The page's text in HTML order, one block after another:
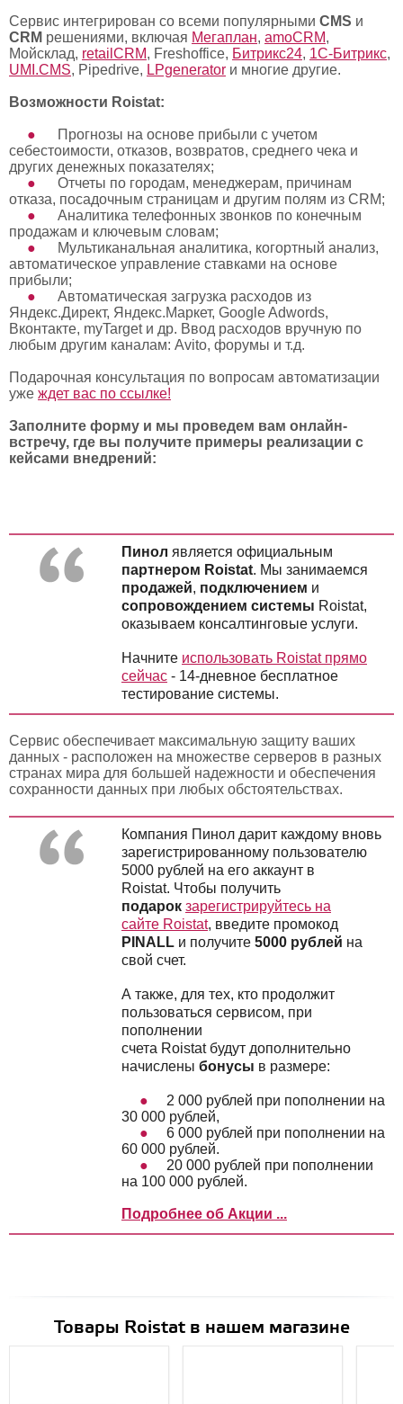
Сервис интегрирован со всеми популярными CMS и
CRM решениями, включая Мегаплан, amoCRM,
Мойсклад, retailCRM, Freshoffice, Битрикс24, 1С-Битрикс,
UMI.CMS, Pipedrive, LPgenerator и многие другие.
Возможности Roistat:
Прогнозы на основе прибыли с учетом
себестоимости, отказов, возвратов, среднего чека и
других денежных показателях;
Отчеты по городам, менеджерам, причинам
отказа, посадочным страницам и другим полям из CRM;
Аналитика телефонных звонков по конечным
продажам и ключевым словам;
Мультиканальная аналитика, когортный анализ,
автоматическое управление ставками на основе
прибыли;
Автоматическая загрузка расходов из
Яндекс.Директ, Яндекс.Маркет, Google Adwords,
Вконтакте, myTarget и др. Ввод расходов вручную по
любым другим каналам: Avito, форумы и т.д.
Подарочная консультация по вопросам автоматизации
уже ждет вас по ссылке!
Заполните форму и мы проведем вам онлайн-
встречу, где вы получите примеры реализации с
кейсами внедрений:
Пинол является официальным
партнером Roistat. Мы занимаемся
продажей, подключением и
сопровождением системы Roistat,
оказываем консалтинговые услуги.
Начните использовать Roistat прямо
сейчас - 14-дневное бесплатное
тестирование системы.
Сервис обеспечивает максимальную защиту ваших
данных - расположен на множестве серверов в разных
странах мира для большей надежности и обеспечения
сохранности данных при любых обстоятельствах.
Компания Пинол дарит каждому вновь
зарегистрированному пользователю
5000 рублей на его аккаунт в
Roistat. Чтобы получить
подарок зарегистрируйтесь на
сайте Roistat, введите промокод
PINALL и получите 5000 рублей на
свой счет.
А также, для тех, кто продолжит
пользоваться сервисом, при
пополнении
счета Roistat будут дополнительно
начислены бонусы в размере:
2 000 рублей при пополнении на
30 000 рублей,
6 000 рублей при пополнении на
60 000 рублей.
20 000 рублей при пополнении
на 100 000 рублей.
Подробнее об Акции ...
Товары Roistat в нашем магазине